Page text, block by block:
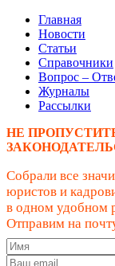
Главная
Новости
Статьи
Справочники
Вопрос –
Журналы
Рассылки
НЕ
Собрали все
юристов и
в одном удобном
Отправим на